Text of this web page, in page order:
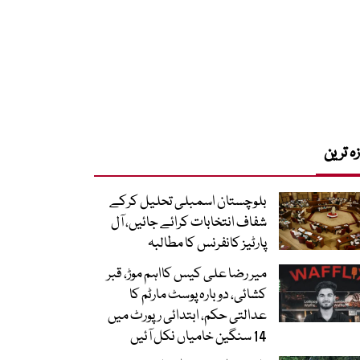
ترین
بلوچستان اسمبلی تحلیل کرکے
شفاف انتخابات کرائے جائیں، آل
پارٹیز کانفرنس کا مطالبہ
میر رضا علی کیس کااہم موڑ، قبر
کشائی، دوبارہ پوسٹ مارٹم کا
عدالتی حکم، ابتدائی رپورٹ میں
14 سنگین خامیاں نکل آئیں